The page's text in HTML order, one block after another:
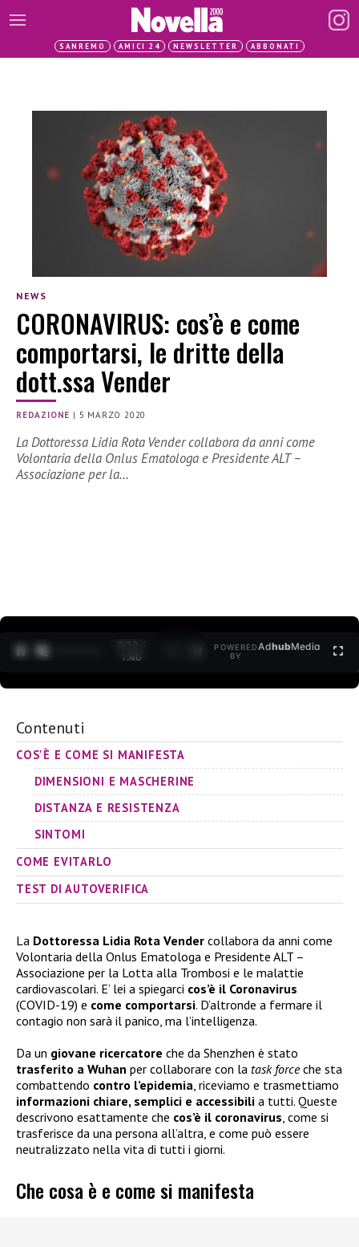
SANREMO AMICI 24 NEWSLETTER ABBONATI
NEWS
CORONAVIRUS: cos’è e come
comportarsi, le dritte della
dott.ssa Vender
REDAZIONE | 5 MARZO 2020
La Dottoressa Lidia Rota Vender collabora da anni come
Volontaria della Onlus Ematologa e Presidente ALT –
Associazione per la…
0:13 /
1:40
POWERED
BY
AdhubMedia
Contenuti
COS'È E COME SI MANIFESTA
DIMENSIONI E MASCHERINE
DISTANZA E RESISTENZA
SINTOMI
COME EVITARLO
TEST DI AUTOVERIFICA
La Dottoressa Lidia Rota Vender collabora da anni come
Volontaria della Onlus Ematologa e Presidente ALT –
Associazione per la Lotta alla Trombosi e le malattie
cardiovascolari. E’ lei a spiegarci cos’è il Coronavirus
(COVID-19) e come comportarsi. D’altronde a fermare il
contagio non sarà il panico, ma l’intelligenza.
Da un giovane ricercatore che da Shenzhen è stato
trasferito a Wuhan per collaborare con la task forceche sta
combattendo contro l’epidemia, riceviamo e trasmettiamo
informazioni chiare, semplici e accessibili a tutti. Queste
descrivono esattamente che cos’è il coronavirus, come si
trasferisce da una persona all’altra, e come può essere
neutralizzato nella vita di tutti i giorni.
Che cosa è e come si manifesta